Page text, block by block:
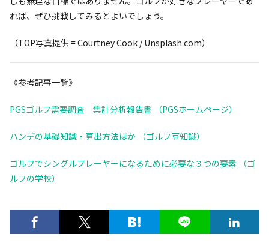
れば、ぜひ挑戦してみるとよいでしょう。
（TOP写真提供 = Courtney Cook / Unsplash.com）
《参考記事一覧》
PGSゴルフ需要調査 集計分析報告書 （PGSホームページ）
ハンデの基礎知識・算出方法ほか （ゴルフ豆知識）
ゴルフでシングルプレーヤーになるために必要な３つの要素 （ゴ
ルフの学校）